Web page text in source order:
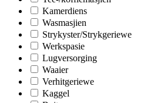
Kamerdiens
Wasmasjien
Strykyster/Strykgeriewe
Werkspasie
Lugversorging
Waaier
Verhitgeriewe
Kaggel